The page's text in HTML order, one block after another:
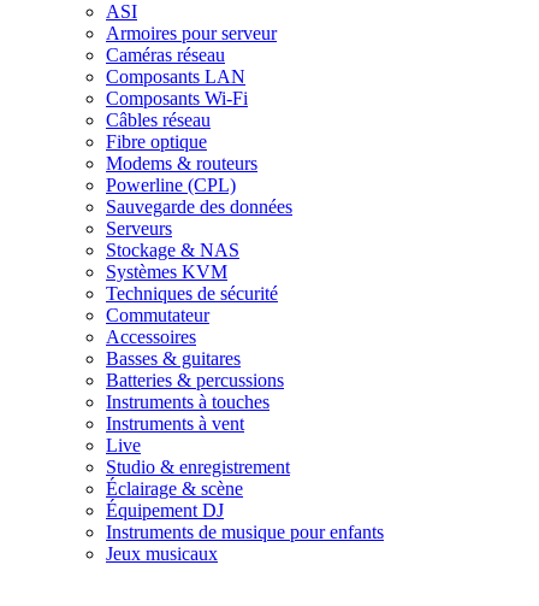
ASI
Armoires pour serveur
Caméras réseau
Composants LAN
Composants Wi-Fi
Câbles réseau
Fibre optique
Modems & routeurs
Powerline (CPL)
Sauvegarde des données
Serveurs
Stockage & NAS
Systèmes KVM
Techniques de sécurité
Commutateur
Accessoires
Basses & guitares
Batteries & percussions
Instruments à touches
Instruments à vent
Live
Studio & enregistrement
Éclairage & scène
Équipement DJ
Instruments de musique pour enfants
Jeux musicaux